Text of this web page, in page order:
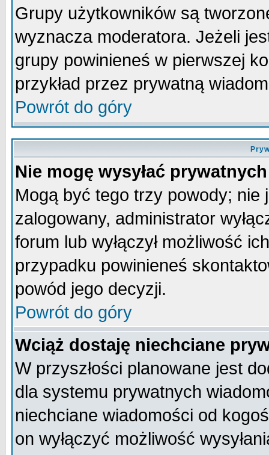
Grupy użytkowników są
wyznacza moderatora. Jeżeli
grupy powinieneś w pierwszej
przykład przez prywatną
Powrót do góry
Nie mogę wysyłać
Mogą być tego trzy powody;
zalogowany, administrator
forum lub wyłączył możliwość
przypadku powinieneś
powód jego decyzji.
Powrót do góry
Wciąż dostaję niechciane
W przyszłości planowane jest
dla systemu prywatnych
niechciane wiadomości od
on wyłączyć możliwość